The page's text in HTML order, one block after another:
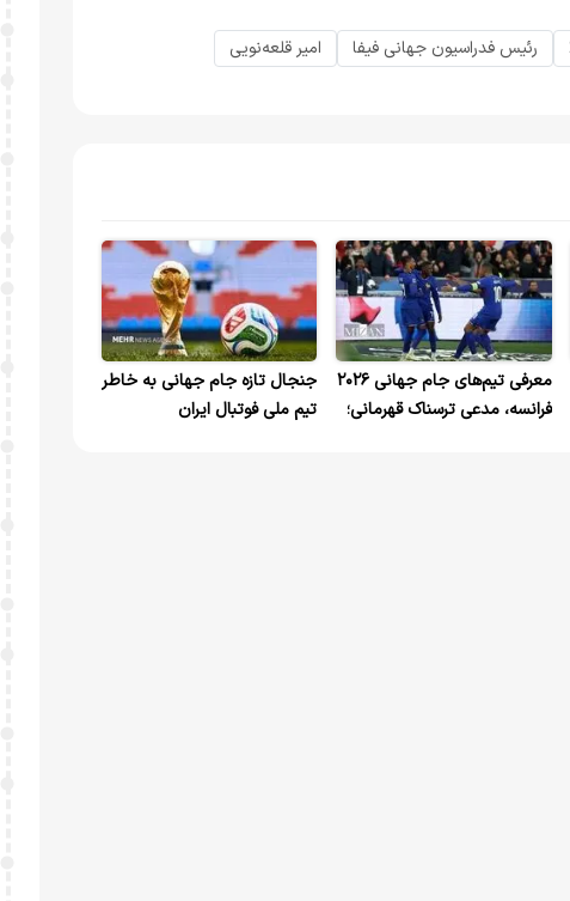
رئیس فدراسیون جهانی فیفا امیر قلعه‌نویی
معرفی تیم‌های جام جهانی ۲۰۲۶
فرانسه، مدعی ترسناک قهرمانی؛
جنجال تازه جام جهانی به خاطر
تیم ملی فوتبال ایران